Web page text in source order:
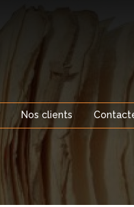
Nos clients